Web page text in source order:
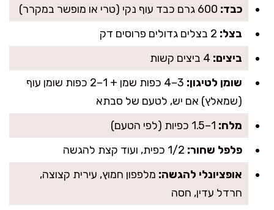
כבד:
בצל:
ביצים:
שומן לטיגון:
3–4 כפות שמן + 1–2 כפות שומן עוף
(שמאלץ) אם יש, לטעם של סבתא
מלח:
פלפל שחור:
אופציונלי להגשה: מלפפון חמוץ, עירית קצוצה,
חרדל עדין, חסה